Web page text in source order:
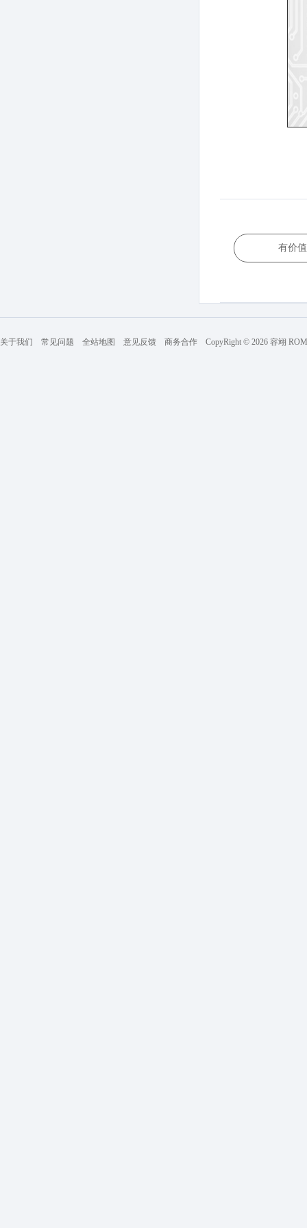
有价值
关于我们 常见问题 全站地图 意见反馈 商务合作 CopyRight © 2026 容翊